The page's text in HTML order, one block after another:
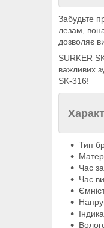
Забудьте
лезам,
дозволяє
SURKER
важливих
SK-316!
Тип
Час
Час